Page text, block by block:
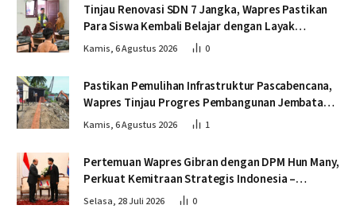
Tinjau Renovasi SDN 7 Jangka, Wapres Pastikan
Para Siswa Kembali Belajar dengan Layak
Pascabencana
Kamis, 6 Agustus 2026 0
Pastikan Pemulihan Infrastruktur Pascabencana,
Wapres Tinjau Progres Pembangunan Jembatan
Krueng Tingkeum Bireuen
Kamis, 6 Agustus 2026 1
Pertemuan Wapres Gibran dengan DPM Hun Many,
Perkuat Kemitraan Strategis Indonesia –
Kamboja
Selasa, 28 Juli 2026 0